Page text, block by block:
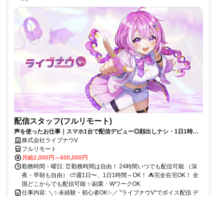
配信スタッフ(フルリモート)
声を使ったお仕事｜スマホ1台で配信デビュー◎顔出しナシ・1日1時間
～OK♪
株式会社ライブナウV
フルリモート
月給2,000円～600,000円
勤務時間・曜日: ⏰勤務時間は自由！ 24時間いつでも配信可能 （深
夜・早朝も自由） ⛅週1日〜、1日1時間～OK！ ⛺完全在宅OK！ 全
国どこからでも配信可能 ✨副業・WワークOK
仕事内容: ＼✨未経験・初心者OK✨／ "ライブナウV"でボイス配信 デ